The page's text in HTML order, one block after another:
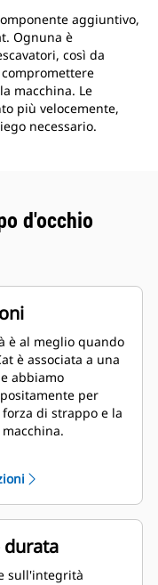
aggiuntivo,
Ognuna è
così da
macchina. Le
più velocemente,
necessario.
d'occhio
è al meglio quando
è associata a una
abbiamo
per
di strappo e la
del tallone
che il fondo
si trascini,
della
si
sull'integrità